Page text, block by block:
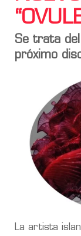
Se trata
próximo
La artista